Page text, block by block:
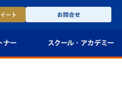
ート お問合せ
ナー スクール・ アカデミー